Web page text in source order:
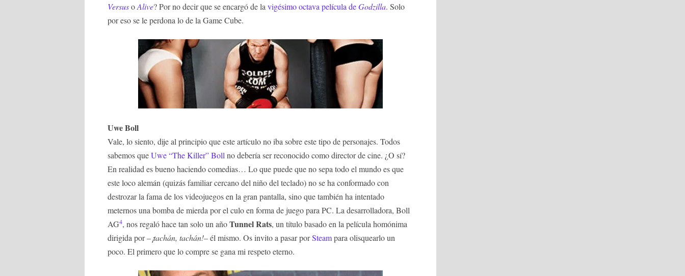
VersusoAlive? Por no decir que se encargó de la vigésimo octava película deGodzilla. Solo
por eso se le perdona lo de la Game Cube.
Uwe Boll
Vale, lo siento, dije al principio que este artículo no iba sobre este tipo de personajes. Todos
sabemos queUwe “The Killer” Boll no debería ser reconocido como director de cine. ¿O sí?
En realidad es bueno haciendo comedias… Lo que puede que no sepa todo el mundo es que
este loco alemán (quizás familiar cercano del niño del teclado) no se ha conformado con
destrozar la fama de los videojuegos en la gran pantalla, sino que también ha intentado
meternos una bomba de mierda por el culo en forma de juego para PC. La desarrolladora, Boll
AG4, nos regaló hace tan solo un añoTunnel Rats, un título basado en la película homónima
dirigida por –¡tachán, tachán!– él mismo. Os invito a pasar porSteampara olisquearlo un
poco. El primero que lo compre se gana mi respeto eterno.